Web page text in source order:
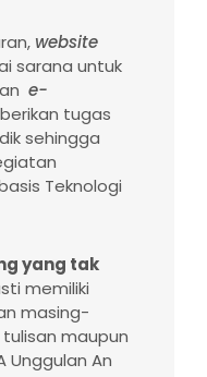
website
sarana untuk
e-
tugas
sehingga
Teknologi
yang tak
memiliki
masing-
maupun
Unggulan An